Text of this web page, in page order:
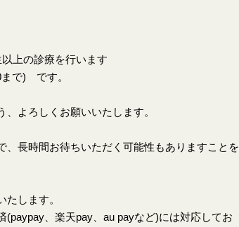
上の診療を行います
で) です。
、よろしくお願いいたします。
長時間お待ちいただく可能性もありますことを
します。
、楽天pay、au payなど)には対応してお